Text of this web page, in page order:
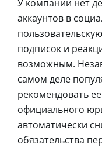
У компании нет
аккаунтов в
подписок и
возможным.
самом деле
рекомендовать
официального
автоматически
обязательства